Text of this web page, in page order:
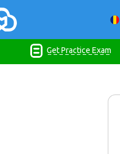
Get Practice Exam